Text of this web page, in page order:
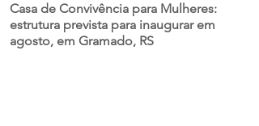
Casa de Convivência para Mulheres:
estrutura prevista para inaugurar em
agosto, em Gramado, RS